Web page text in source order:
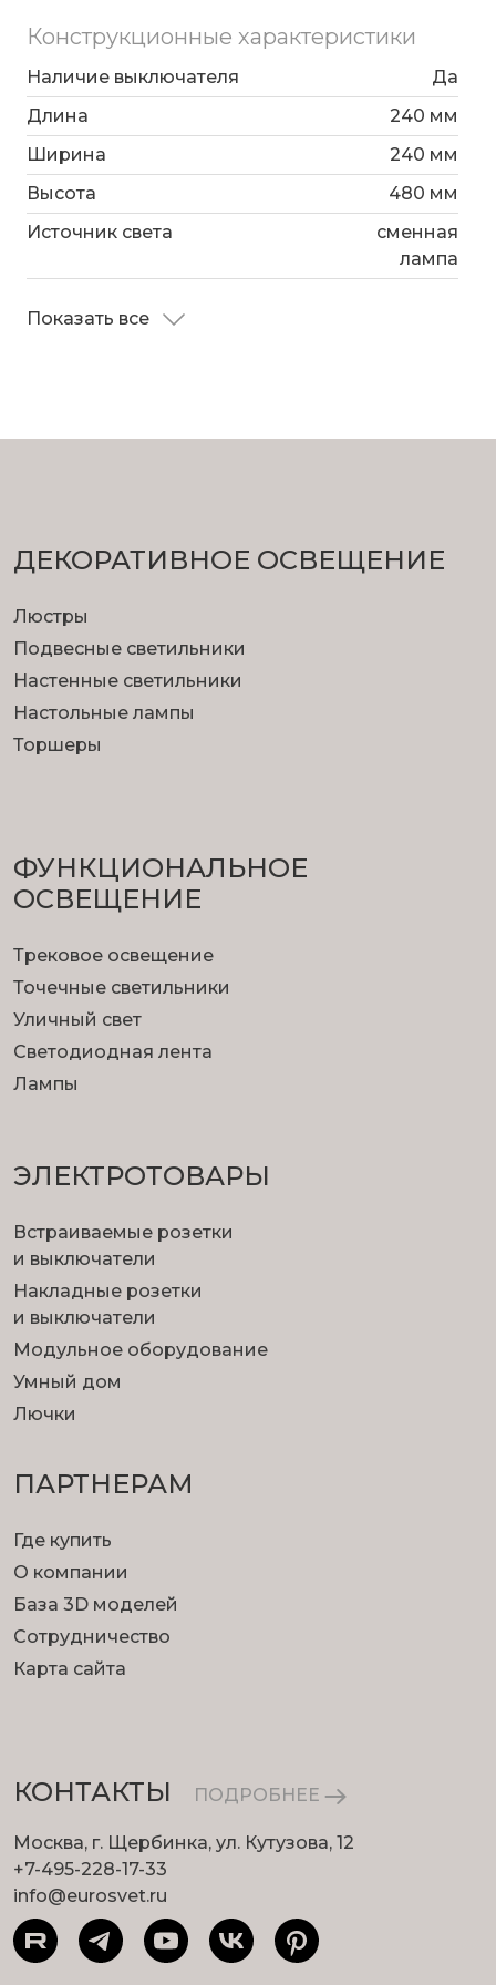
Конструкционные характеристики
Наличие выключателя
Да
Длина
240 мм
Ширина
240 мм
Высота
480 мм
Источник света
сменная
лампа
Показать все
ДЕКОРАТИВНОЕ ОСВЕЩЕНИЕ
Люстры
Подвесные светильники
Настенные светильники
Настольные лампы
Торшеры
ФУНКЦИОНА­ЛЬНОЕ
ОСВЕЩЕНИЕ
Трековое освещение
Точечные светильники
Уличный свет
Светодиодная лента
Лампы
ЭЛЕКТРОТОВАРЫ
Встраиваемые розетки
и выключатели
Накладные розетки
и выключатели
Модульное оборудование
Умный дом
Лючки
ПАРТНЕРАМ
Где купить
О компании
База 3D моделей
Сотрудничество
Карта сайта
КОНТАКТЫ ПОДРОБНЕЕ
Москва, г. Щербинка, ул. Кутузова, 12
+7-495-228-17-33
info@eurosvet.ru